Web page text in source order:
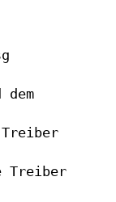
Treiber
Treiber